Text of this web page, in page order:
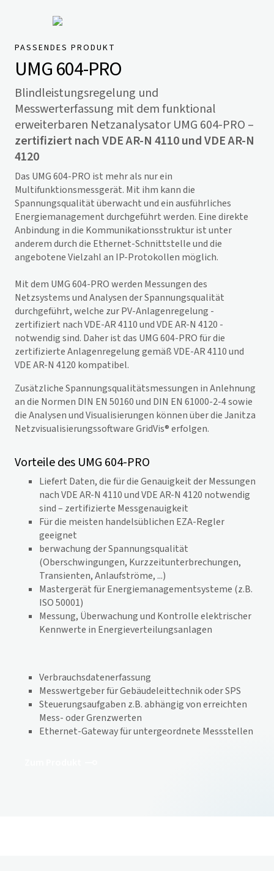
PASSENDES PRODUKT
UMG 604-PRO
Blindleistungsregelung und
Messwerterfassung mit dem funktional
erweiterbaren Netzanalysator UMG 604-PRO –
zertifiziert nach VDE AR-N 4110 undVDE AR-N
4120
Das UMG 604-PRO ist mehr als nur ein
Multifunktionsmessgerät. Mit ihm kann die
Spannungsqualität überwacht und ein ausführliches
Energiemanagement durchgeführt werden. Eine direkte
Anbindung in die Kommunikationsstruktur ist unter
anderem durch die Ethernet-Schnittstelle und die
angebotene Vielzahl an IP-Protokollen möglich.
Mit dem UMG 604-PRO werden Messungen des
Netzsystems und Analysen der Spannungsqualität
durchgeführt, welche zur PV-Anlagenregelung -
zertifiziert nach VDE-AR 4110 undVDE AR-N 4120 -
notwendig sind. Daher ist das UMG 604-PRO für die
zertifizierte Anlagenregelung gemäß VDE-AR 4110 und
VDE AR-N 4120 kompatibel.
Zusätzliche Spannungsqualitätsmessungen in Anlehnung
an die Normen DIN EN 50160 und DIN EN 61000-2-4 sowie
die Analysen und Visualisierungen können über die Janitza
NetzvisualisierungssoftwareGridVis® erfolgen.
Vorteile des UMG 604-PRO
Liefert Daten, die für die Genauigkeit der Messungen
nach VDE AR-N 4110 und VDE AR-N 4120 notwendig
sind – zertifizierte Messgenauigkeit
Für die meisten handelsüblichen EZA-Regler
geeignet
berwachung der Spannungsqualität
(Oberschwingungen, Kurzzeitunterbrechungen,
Transienten, Anlaufströme, ...)
Mastergerät für Energiemanagementsysteme (z.B.
ISO 50001)
Messung, Überwachung und Kontrolle elektrischer
Kennwerte in Energieverteilungsanlagen
Verbrauchsdatenerfassung
Messwertgeber für Gebäudeleittechnik oder SPS
Steuerungsaufgaben z.B. abhängig von erreichten
Mess- oder Grenzwerten
Ethernet-Gateway für untergeordnete Messstellen